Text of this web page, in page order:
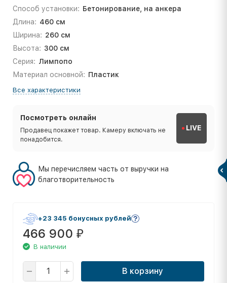
Способ установки: Бетонирование, на анкера
Длина: 460 см
Ширина: 260 см
Высота: 300 см
Серия: Лимпопо
Материал основной: Пластик
Все характеристики
Посмотреть онлайн
Продавец покажет товар. Камеру включать не
понадобится.
LIVE
Мы перечисляем часть от выручки на
благотворительность
+23 345 бонусных рублей
466 900 ₽
В наличии
В корзину